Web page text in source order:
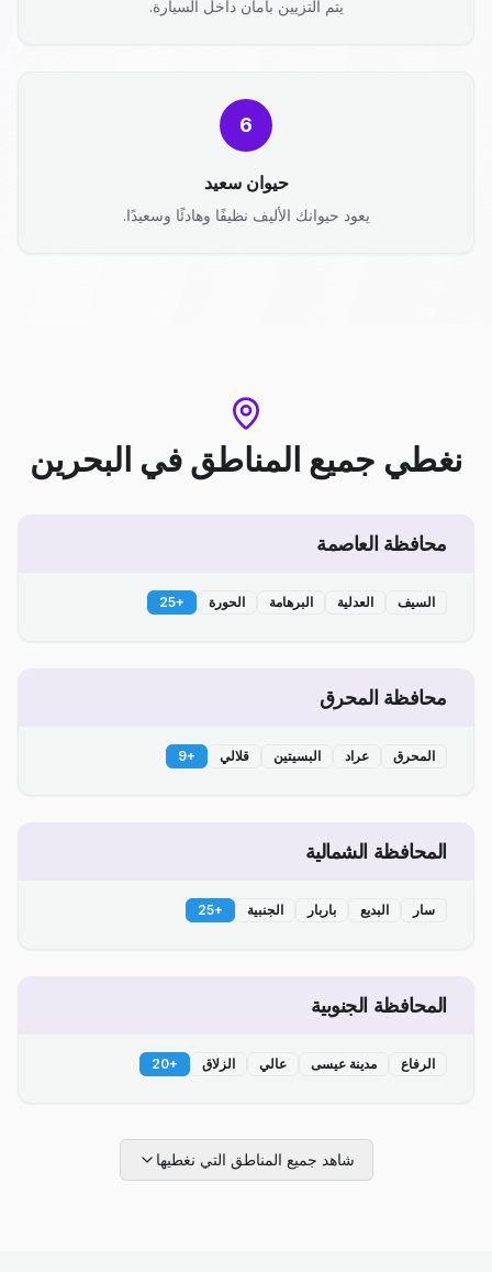
يتم التزيين بأمان داخل السيارة.
6
حيوان سعيد
يعود حيوانك الأليف نظيفًا وهادئًا وسعيدًا.
نغطي جميع المناطق في البحرين
محافظة العاصمة
السيف العدلية البرهامة الحورة +
25
محافظة المحرق
المحرق عراد البسيتين قلالي +
9
المحافظة الشمالية
سار البديع باربار الجنبية +
25
المحافظة الجنوبية
الرفاع مدينة عيسى عالي الزلاق +
20
شاهد جميع المناطق التي نغطيها